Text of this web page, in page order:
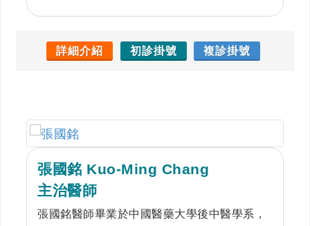
眠症。
詳細介紹 初診掛號 複診掛號
張國銘 Kuo-Ming Chang
主治醫師
張國銘醫師畢業於中國醫藥大學後中醫學系，